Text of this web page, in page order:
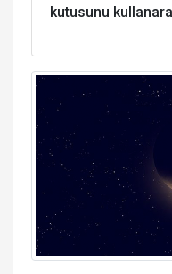
kutusunu